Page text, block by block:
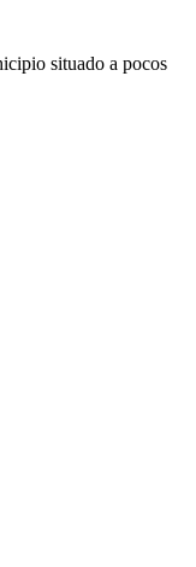
situado a pocos